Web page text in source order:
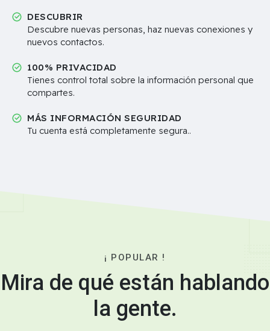
DESCUBRIR
Descubre nuevas personas, haz nuevas conexiones y
nuevos contactos.
100% PRIVACIDAD
Tienes control total sobre la información personal que
compartes.
MÁS INFORMACIÓN SEGURIDAD
Tu cuenta está completamente segura..
¡ POPULAR !
Mira de qué están hablando
la gente.